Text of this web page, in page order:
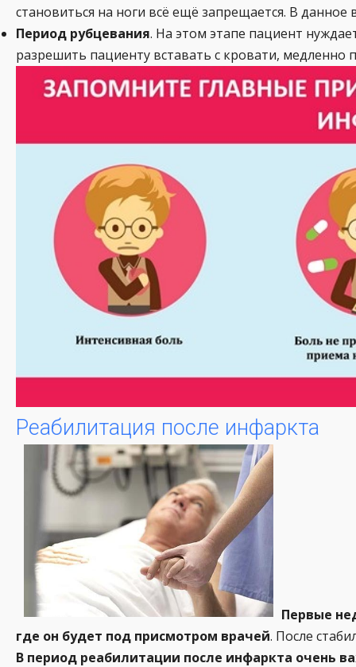
становиться на ноги всё ещё запрещается. В
Период рубцевания. На этом этапе пациент
разрешить пациенту вставать с кровати, медленно
Реабилитация после инфаркта
Первые
где он будет под присмотром врачей. После
В период реабилитации после инфаркта очень